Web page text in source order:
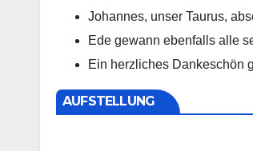
Johannes, unser Taurus,
Ede gewann ebenfalls alle
Ein herzliches Dankeschön
AUFSTELLUNG